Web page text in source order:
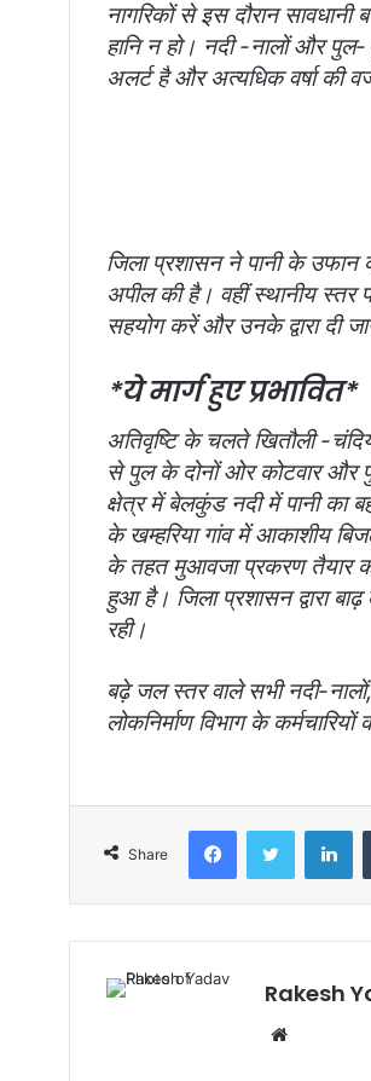
नागरिकों से इस दौरान
हानि न हो। नदी -नालों और
अलर्ट है और अत्यधिक वर्षा की
जिला प्रशासन ने पानी के उफान
अपील की है। वहीं स्थानीय स्तर
सहयोग करें और उनके द्वारा दी
*ये मार्ग हुए प्रभावित*
अतिवृष्टि के चलते खितौली -
से पुल के दोनों ओर कोटवार और
क्षेत्र में बेलकुंड नदी में पानी का
के खम्हरिया गांव में आकाशीय
के तहत मुआवजा प्रकरण तैयार कर
हुआ है। जिला प्रशासन द्वारा
रही।
बढ़े जल स्तर वाले सभी नदी-
लोकनिर्माण विभाग के
Share
Rakesh